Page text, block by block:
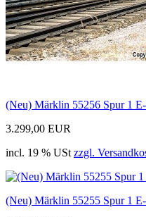
(Neu) Märklin 55256 Spur 1
3.299,00 EUR
incl. 19 % USt zzgl.
(Neu) Märklin 55255 Spur 1